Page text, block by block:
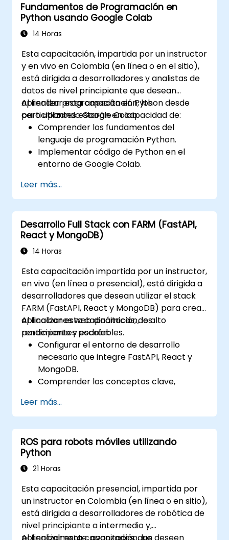
Fundamentos de Programación en
Python usando Google Colab
14 Horas
Esta capacitación, impartida por un instructor
y en vivo en Colombia (en línea o en el sitio),
está dirigida a desarrolladores y analistas de
datos de nivel principiante que desean
aprender programación en Python desde
cero utilizando Google Colab.
Al finalizar esta capacitación, los
participantes estarán en capacidad de:
Comprender los fundamentos del
lenguaje de programación Python.
Implementar código de Python en el
entorno de Google Colab.
gestionar el flujo de un programa en
Python.
Crear funciones para organizar y
reutilizar el código de manera efectiva.
Explorar y utilizar bibliotecas básicas para
la programación en Python.
Leer más...
Desarrollo Full Stack con FARM (FastAPI,
React y MongoDB)
14 Horas
Esta capacitación impartida por un instructor,
en vivo (en línea o presencial), está dirigida a
desarrolladores que desean utilizar el stack
FARM (FastAPI, React y MongoDB) para crear
aplicaciones web dinámicas, de alto
rendimiento y escalables.
Al finalizar esta capacitación, los
participantes podrán:
Configurar el entorno de desarrollo
necesario que integre FastAPI, React y
MongoDB.
Comprender los conceptos clave,
FARM.
Aprender a construir APIs REST con
FastAPI.
Aprender a diseñar aplicaciones
interactivas con React.
Desarrollar, probar y desplegar
utilizando el stack FARM.
Leer más...
ROS para robots móviles utilizando
Python
21 Horas
Esta capacitación presencial, impartida por
un instructor en Colombia (en línea o en sitio),
está dirigida a desarrolladores de robótica de
nivel principiante a intermedio y,
potencialmente, avanzados, que deseen
Al finalizar esta capacitación, los